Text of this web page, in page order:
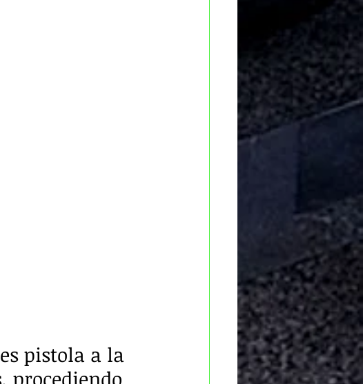
pistola a la
procediendo